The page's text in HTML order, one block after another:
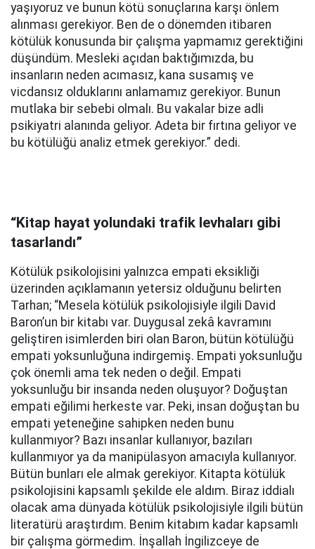
yaşıyoruz ve bunun kötü sonuçlarına karşı önlem
alınması gerekiyor. Ben de o dönemden itibaren
kötülük konusunda bir çalışma yapmamız gerektiğini
düşündüm. Mesleki açıdan baktığımızda, bu
insanların neden acımasız, kana susamış ve
vicdansız olduklarını anlamamız gerekiyor. Bunun
mutlaka bir sebebi olmalı. Bu vakalar bize adli
psikiyatri alanında geliyor. Adeta bir fırtına geliyor ve
bu kötülüğü analiz etmek gerekiyor.” dedi.
“Kitap hayat yolundaki trafik levhaları gibi
tasarlandı”
Kötülük psikolojisini yalnızca empati eksikliği
üzerinden açıklamanın yetersiz olduğunu belirten
Tarhan; “Mesela kötülük psikolojisiyle ilgili David
Baron’un bir kitabı var. Duygusal zekâ kavramını
geliştiren isimlerden biri olan Baron, bütün kötülüğü
empati yoksunluğuna indirgemiş. Empati yoksunluğu
çok önemli ama tek neden o değil. Empati
yoksunluğu bir insanda neden oluşuyor? Doğuştan
empati eğilimi herkeste var. Peki, insan doğuştan bu
empati yeteneğine sahipken neden bunu
kullanmıyor? Bazı insanlar kullanıyor, bazıları
kullanmıyor ya da manipülasyon amacıyla kullanıyor.
Bütün bunları ele almak gerekiyor. Kitapta kötülük
psikolojisini kapsamlı şekilde ele aldım. Biraz iddialı
olacak ama dünyada kötülük psikolojisiyle ilgili bütün
literatürü araştırdım. Benim kitabım kadar kapsamlı
bir çalışma görmedim. İnşallah İngilizceye de